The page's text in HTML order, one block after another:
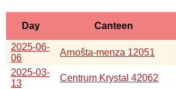
Day Canteen
2025-06-
06
Arnošta-menza 12051
2025-03-
13
Centrum Krystal 42062